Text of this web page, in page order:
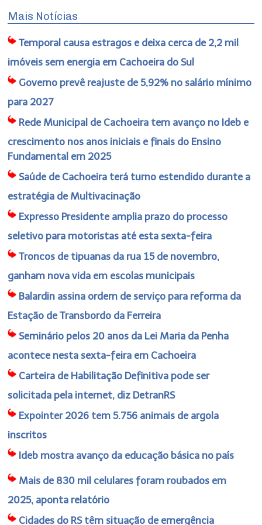
Mais Notícias
Temporal causa estragos e deixa cerca de 2,2 mil
imóveis sem energia em Cachoeira do Sul
Governo prevê reajuste de 5,92% no salário mínimo
para 2027
Rede Municipal de Cachoeira tem avanço no Ideb e
crescimento nos anos iniciais e finais do Ensino
Fundamental em 2025
Saúde de Cachoeira terá turno estendido durante a
estratégia de Multivacinação
Expresso Presidente amplia prazo do processo
seletivo para motoristas até esta sexta-feira
Troncos de tipuanas da rua 15 de novembro,
ganham nova vida em escolas municipais
Balardin assina ordem de serviço para reforma da
Estação de Transbordo da Ferreira
Seminário pelos 20 anos da Lei Maria da Penha
acontece nesta sexta-feira em Cachoeira
Carteira de Habilitação Definitiva pode ser
solicitada pela internet, diz DetranRS
Expointer 2026 tem 5.756 animais de argola
inscritos
Ideb mostra avanço da educação básica no país
Mais de 830 mil celulares foram roubados em
2025, aponta relatório
Cidades do RS têm situação de emergência